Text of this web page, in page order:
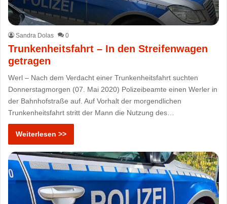
Sandra Dolas 0
Trunkenheitsfahrt – In den Streifenwagen
getragen
Werl – Nach dem Verdacht einer Trunkenheitsfahrt suchten
Donnerstagmorgen (07. Mai 2020) Polizeibeamte einen Werler in
der Bahnhofstraße auf. Auf Vorhalt der morgendlichen
Trunkenheitsfahrt stritt der Mann die Nutzung des…
Weiterlesen >>